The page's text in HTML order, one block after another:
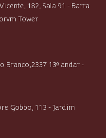
182, Sala 91 - Barra
Tower
Branco,2337 13º andar -
Gobbo, 113 - Jardim